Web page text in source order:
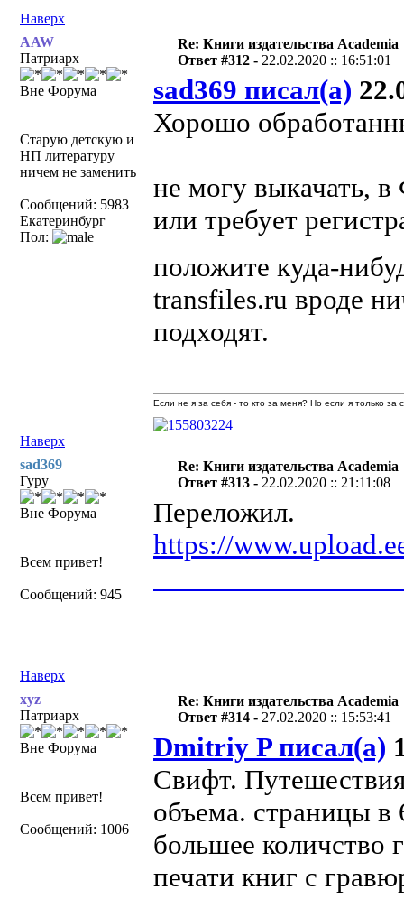
Наверх
AAW
Патриарх
Вне Форума
Старую детскую и
НП литературу
ничем не заменить
Сообщений: 5983
Екатеринбург
Пол:
Re: Книги издательства Academia
Ответ #312 - 22.02.2020 :: 16:51:01
sad369 писал(а)
Хорошо
не могу выкачать,
или требует
положите куда-
transfiles.ru вроде
подходят.
Наверх
Если не я за себя - то кто за меня? Но если я только
sad369
Гуру
Вне Форума
Всем привет!
Сообщений: 945
Re: Книги издательства Academia
Ответ #313 - 22.02.2020 :: 21:11:08
Переложил.
https://
Наверх
xyz
Патриарх
Вне Форума
Всем привет!
Сообщений: 1006
Re: Книги издательства Academia
Ответ #314 - 27.02.2020 :: 15:53:41
Dmitriy P писал(а)
Свифт.
объема. страницы в
большее количство
печати книг с